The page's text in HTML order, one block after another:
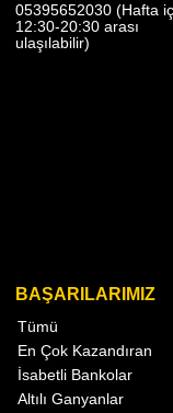
05395652030 (Hafta
12:30-20:30 arası
ulaşılabilir)
BAŞARILARIMIZ
Tümü
En Çok Kazandıran
İsabetli Bankolar
Altılı Ganyanlar